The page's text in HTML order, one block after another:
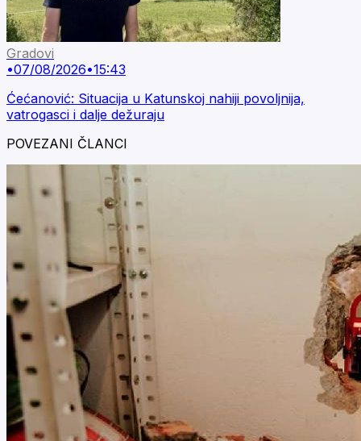
Gradovi
•07/08/2026•15:43
Ćećanović: Situacija u Katunskoj nahiji povoljnija,
vatrogasci i dalje dežuraju
POVEZANI ČLANCI